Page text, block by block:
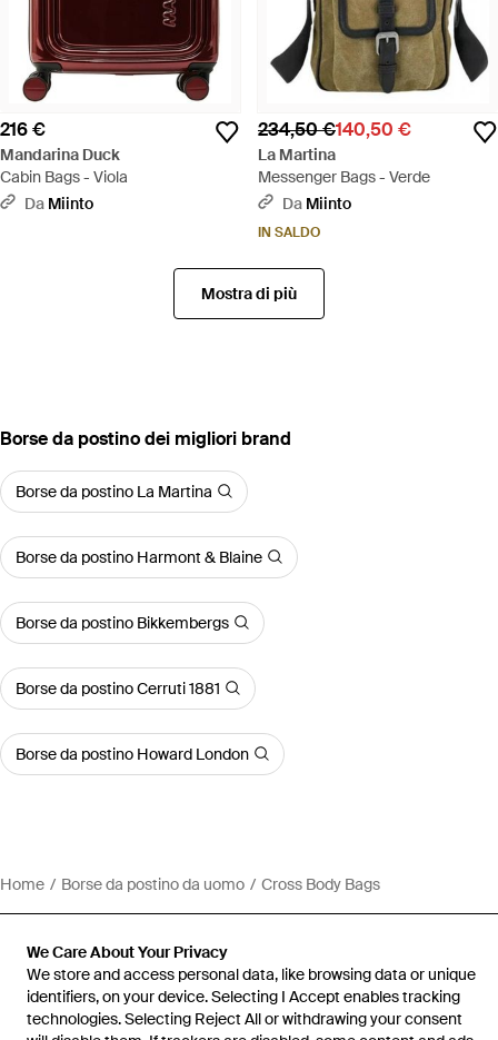
We Care About Your Privacy
We store and access personal data, like browsing data or unique
identifiers, on your device. Selecting I Accept enables tracking
technologies. Selecting Reject All or withdrawing your consent
216 €
Mandarina Duck
Cabin Bags - Viola
Da Miinto
234,50 €140,50 €
La Martina
Messenger Bags - Verde
Da Miinto
IN SALDO
Mostra di più
‪Borse da postino‬ dei migliori brand
Borse da postino La Martina
Borse da postino Harmont & Blaine
Borse da postino Bikkembergs
Borse da postino Cerruti 1881
Borse da postino Howard London
Home Borse da postino da uomo Cross Body Bags
Assistenza e info